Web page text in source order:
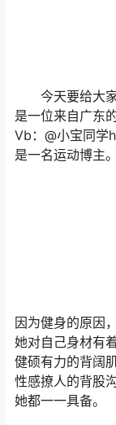
今天要给大家
是一位来自广东
Vb：@小宝同学
是一名运动博主。
因为健身的原因，
她对自己身材有
健硕有力的背阔肌
性感撩人的背股沟
她都一一具备。